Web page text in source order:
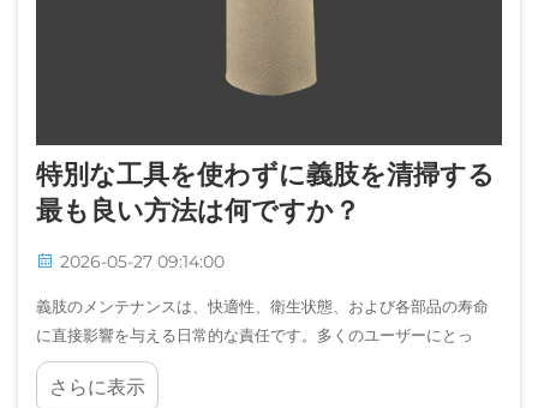
特別な工具を使わずに義肢を清掃する
最も良い方法は何ですか？
2026-05-27 09:14:00
義肢のメンテナンスは、快適性、衛生状態、および各部品の寿命
に直接影響を与える日常的な責任です。多くのユーザーにとっ
て、この日常ルーティンの中で最も重要でありながら見落とされ
がちな作業の一つが、シリコン製ライナーの適切な清掃です…
さらに表示